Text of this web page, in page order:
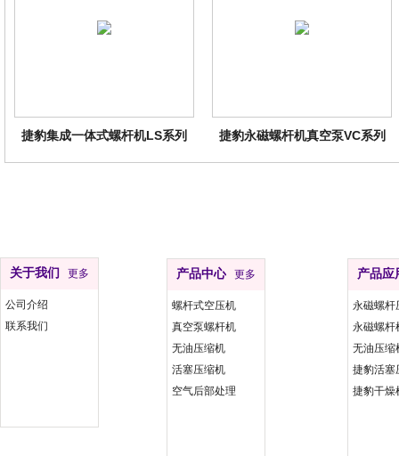
捷豹集成一体式螺杆机LS系列 捷豹永磁螺杆机真空泵VC系列
产品应
永磁螺杆
永磁螺杆
无油压缩
捷豹活塞
捷豹干燥
产品中心 更多
螺杆式空压机
真空泵螺杆机
无油压缩机
活塞压缩机
空气后部处理
关于我们 更多
公司介绍
联系我们